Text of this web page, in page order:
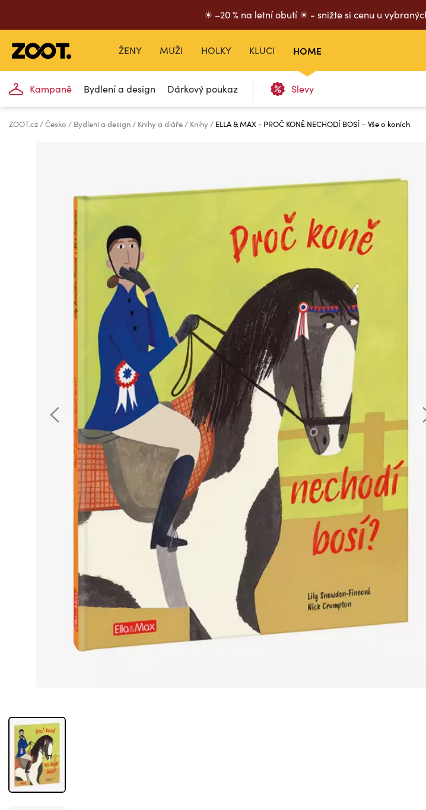
☀ –20 % na letní obutí ☀ - snižte si cenu u
ŽENY MUŽI HOLKY KLUCI HOME
Kampaně Bydlení a design Dárkový poukaz Slevy
ZOOT.cz Česko Bydlení a design Knihy a diáře Knihy ELLA & MAX - PROČ KONĚ NECHODÍ BOSÍ – Vše o koních